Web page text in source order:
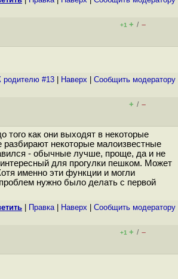
+1 + / –
родителю #13 Наверх Cообщить модератору
+ / –
как они выходят в некоторые
разбирают некоторые малоизвестные
- обычные лучше, проще, да и не
для прогулки пешком. Может
именно эти функции и могли
нужно было делать с первой
Правка| Наверх Cообщить модератору
+1 + / –